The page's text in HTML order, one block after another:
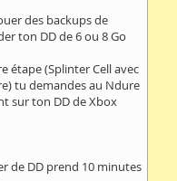
des backups de
ton DD de 6 ou 8 Go
étape (Splinter Cell avec
tu demandes au Ndure
sur ton DD de Xbox
de DD prend 10 minutes